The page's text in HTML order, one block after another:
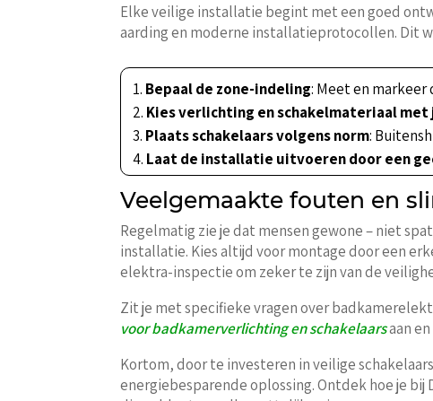
Elke veilige installatie begint met een goed
aarding en moderne installatieprotocollen. Dit
Bepaal de zone-indeling: Meet en markeer
Kies verlichting en schakelmateriaal
Plaats schakelaars volgens norm:
Laat de installatie uitvoeren door een
Veelgemaakte fouten en
Regelmatig zie je dat mensen gewone – niet
installatie. Kies altijd voor montage door een
elektra-inspectie om zeker te zijn van de
Zit je met specifieke vragen over
voor badkamerverlichting en schakelaarsaan
Kortom, door te investeren in veilige
energiebesparende oplossing. Ontdek hoe je